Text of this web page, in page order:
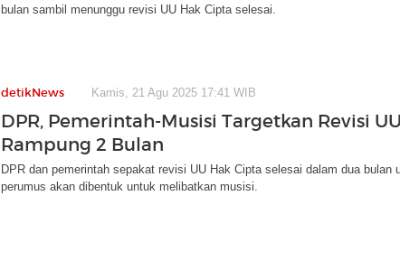
bulan sambil menunggu revisi UU Hak Cipta selesai.
detikNews Kamis, 21 Agu 2025 17:41 WIB
DPR, Pemerintah-Musisi Targetkan Revisi
Rampung 2 Bulan
DPR dan pemerintah sepakat revisi UU Hak Cipta selesai dalam dua
perumus akan dibentuk untuk melibatkan musisi.